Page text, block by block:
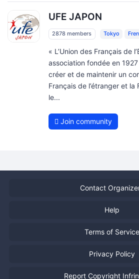
UFE JAPON
2878 members Tokyo
« L’Union des Français de
association fondée en
créer et de maintenir un
Français de l’étranger et
le...
Join community
Contact
Help
Terms of Service
Privacy Policy
Report Copyright